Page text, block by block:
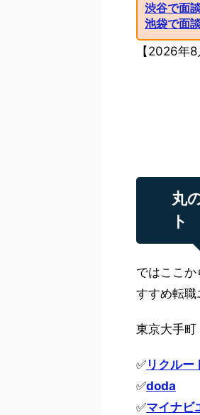
渋谷で面
池袋で面
【2026年
丸
ト
ではここ
すすめ転職
東京大手町
✅ リクルー
✅doda
✅マイナビ